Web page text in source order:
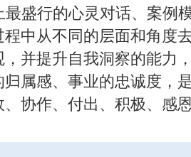
最盛行的心灵对话、案例
中从不同的层面和角度
并提升自我洞察的能力
归属感、事业的忠诚度，
协作、付出、积极、感